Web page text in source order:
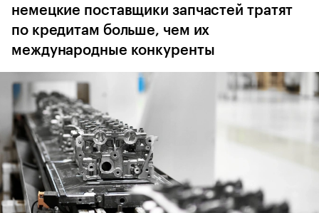
немецкие поставщики запчастей тратят
по кредитам больше, чем их
международные конкуренты